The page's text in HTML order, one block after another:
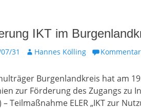
IKT im
31 AutorHannes Kölling
Burgenlandkreis hat am
zur Förderung des Zugangs zu
– Teilmaßnahme ELER „IKT zur